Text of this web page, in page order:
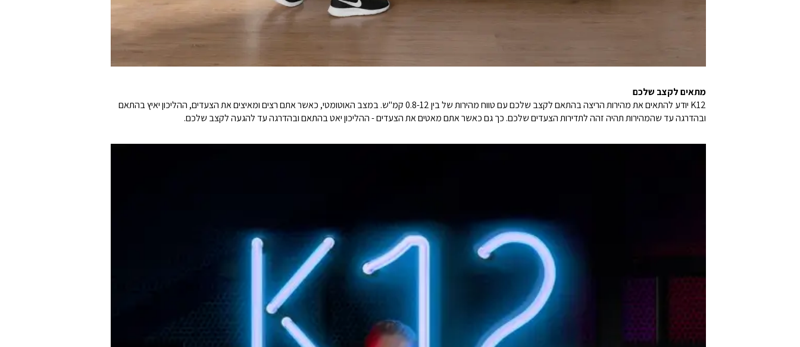
מתאים לקצב שלכם
K12 יודע להתאים את מהירות הריצה בהתאם לקצב שלכם עם טווח מהירות של בין 0.8-12 קמ"ש. במצב האוטומטי, כאשר אתם רצים ומאיצים את הצעדים, ההליכון יאיץ בהתאם
ובהדרגה עד שהמהירות תהיה זהה לתדירות הצעדים שלכם. כך גם כאשר אתם מאטים את הצעדים - ההליכון יאט בהתאם ובהדרגה עד להגעה לקצב שלכם.